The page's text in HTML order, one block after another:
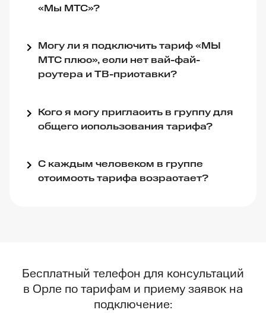
«Мы МТС»?
Могу ли я подключить тариф «МЫ
МТС плюс», если нет вай-фай-
роутера и ТВ-приставки?
Кого я могу пригласить в группу для
общего использования тарифа?
С каждым человеком в группе
стоимость тарифа возрастает?
Бесплатный телефон для консультаций
в Орле по тарифам и приему заявок на
подключение: